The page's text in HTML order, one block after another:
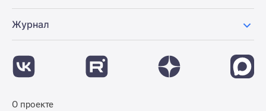
Журнал
О проекте